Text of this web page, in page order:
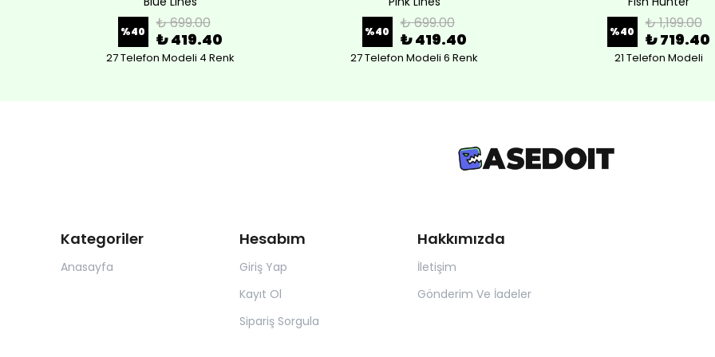
%40 ₺ 699.00
₺ 419.40
27 Telefon Modeli 4 Renk
%40 ₺ 699.00
₺ 419.40
27 Telefon Modeli 6 Renk
%40 ₺ 1,199.00
₺ 719.40
21 Telefon Modeli
Kategoriler
Anasayfa
Hesabım
Giriş Yap
Kayıt Ol
Sipariş Sorgula
Hakkımızda
İletişim
Gönderim Ve İadeler